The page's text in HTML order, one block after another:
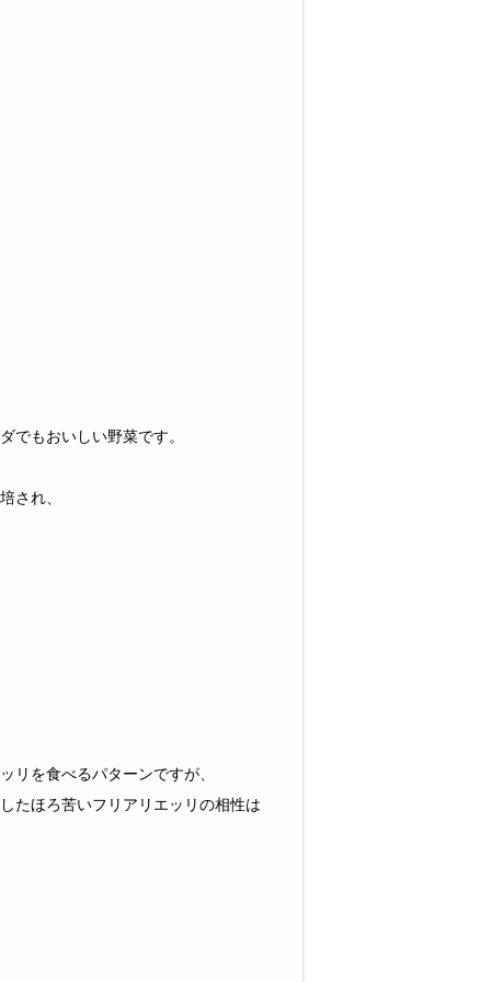
でもおいしい野菜です。
され、
リを食べるパターンですが、
たほろ苦いフリアリエッリの相性は